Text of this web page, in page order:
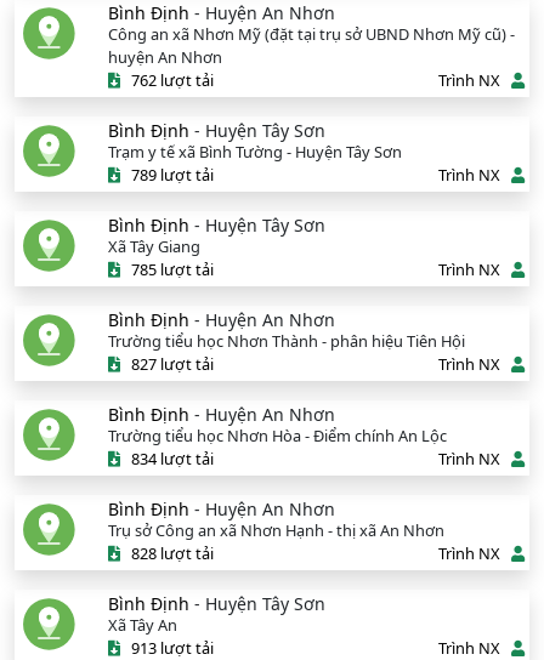
Bình Định - Huyện An Nhơn
Công an xã Nhơn Mỹ (đặt tại trụ sở UBND Nhơn Mỹ cũ) -
huyện An Nhơn
762 lượt tải
Trình NX
Bình Định - Huyện Tây Sơn
Trạm y tế xã Bình Tường - Huyện Tây Sơn
789 lượt tải
Trình NX
Bình Định - Huyện Tây Sơn
Xã Tây Giang
785 lượt tải
Trình NX
Bình Định - Huyện An Nhơn
Trường tiểu học Nhơn Thành - phân hiệu Tiên Hội
827 lượt tải
Trình NX
Bình Định - Huyện An Nhơn
Trường tiểu học Nhơn Hòa - Điểm chính An Lộc
834 lượt tải
Trình NX
Bình Định - Huyện An Nhơn
Trụ sở Công an xã Nhơn Hạnh - thị xã An Nhơn
828 lượt tải
Trình NX
Bình Định - Huyện Tây Sơn
Xã Tây An
913 lượt tải
Trình NX